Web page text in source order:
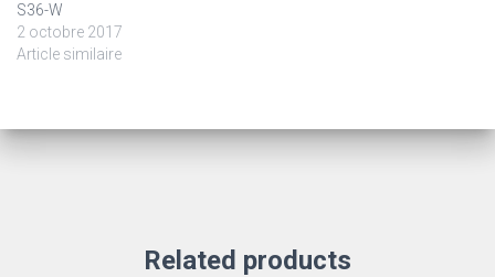
S36-W
2 octobre 2017
Article similaire
Related products